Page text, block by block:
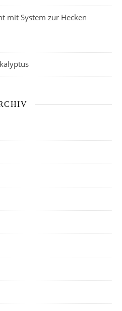
mit System zur Hecken